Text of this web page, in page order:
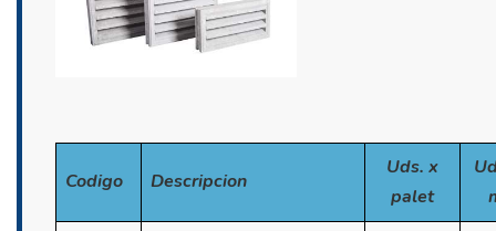
Codigo Descripcion
Uds. x
palet